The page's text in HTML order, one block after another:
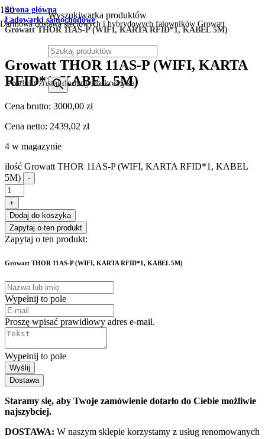
Darmowa dostawa sieciowych i hybrydowych falowników Growatt
Wyszukiwarka produktów
Produktzostał dodany do koszyka.
Strona główna
Ładowarki samochodowe
Growatt THOR 11AS-P (WIFI, KARTA RFID*1, KABEL 5M)
Growatt THOR 11AS-P (WIFI, KARTA
RFID*1, KABEL 5M)
Cena brutto: 3000,00 zł
Cena netto: 2439,02 zł
4 w magazynie
ilość Growatt THOR 11AS-P (WIFI, KARTA RFID*1, KABEL
5M)
-
+
Dodaj do koszyka
Zapytaj o ten produkt
Zapytaj o ten produkt:
Growatt THOR 11AS-P (WIFI, KARTA RFID*1, KABEL 5M)
Wypełnij to pole
Proszę wpisać prawidłowy adres e-mail.
Wypełnij to pole
Wyślij
Dostawa
Staramy się, aby Twoje zamówienie dotarło do Ciebie możliwie
najszybciej.
DOSTAWA: W naszym sklepie korzystamy z usług renomowanych